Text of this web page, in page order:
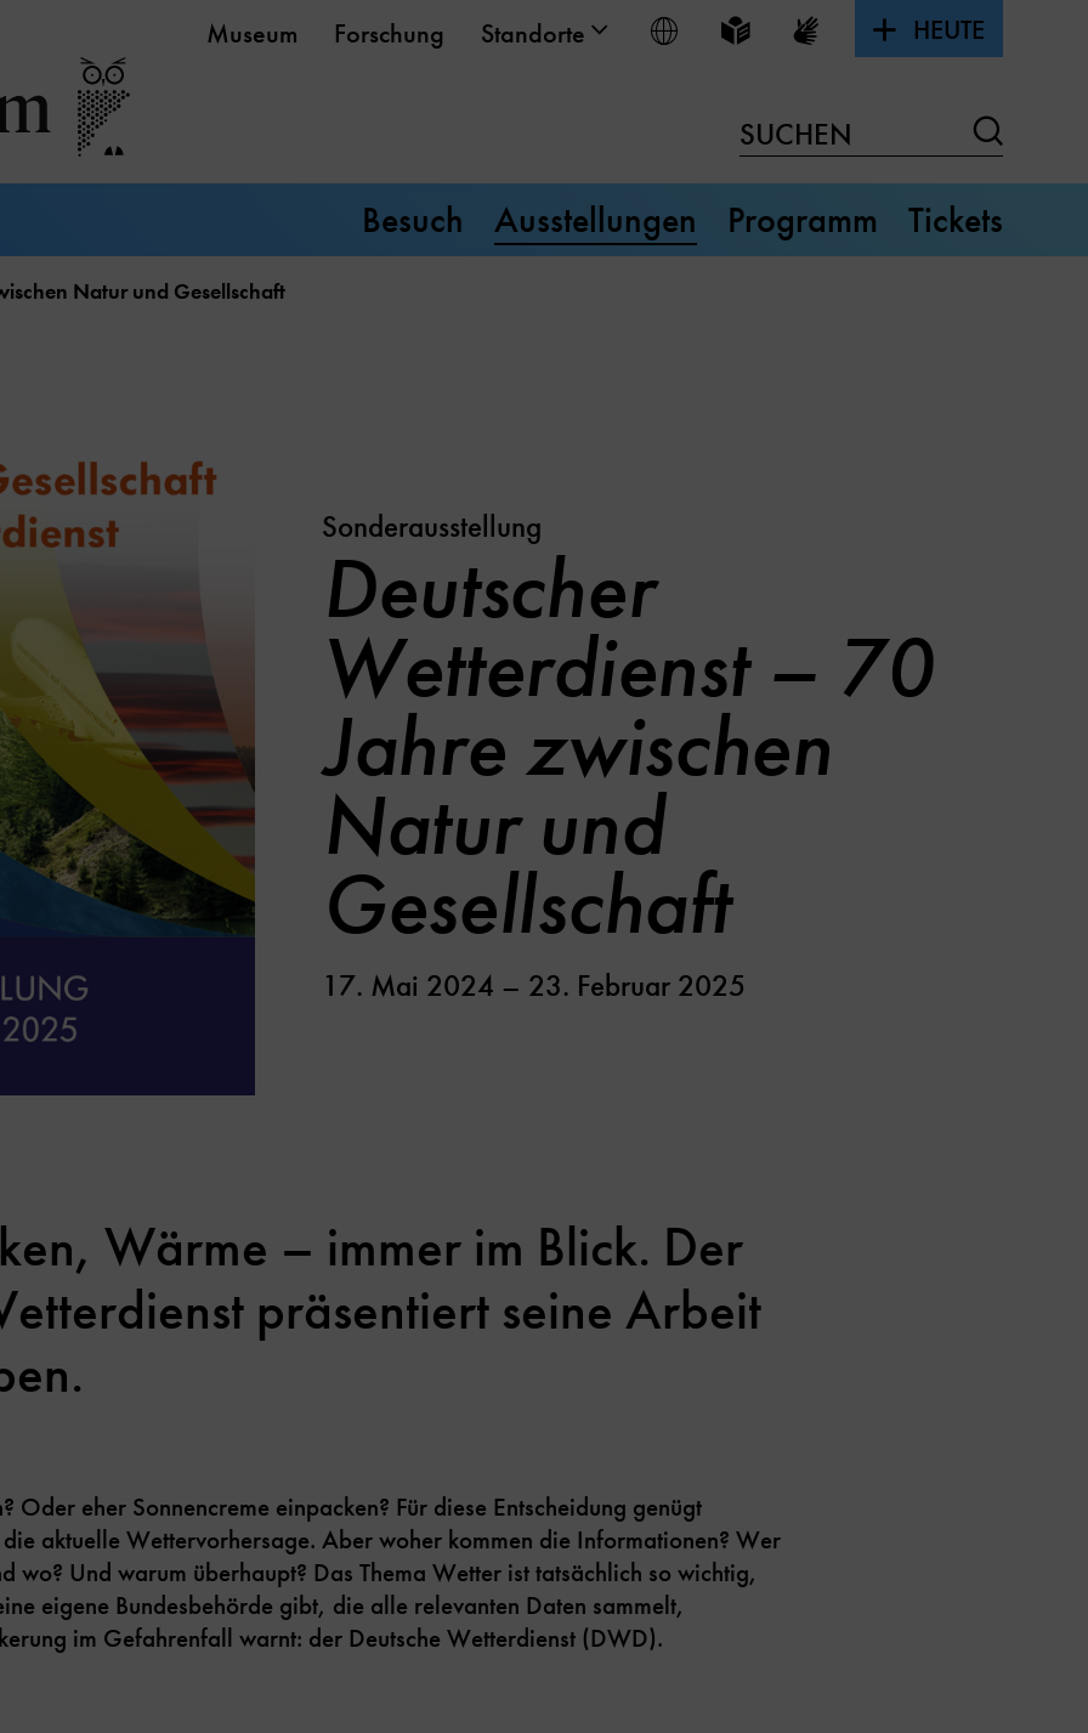
Museum Forschung Standorte Sprache wählen
Leichte Sprache
Gebärdensprache
HEUTE
SUCHEN
Besuch Ausstellungen Programm Tickets
Natur und Gesellschaft
Sonderausstellung
Deutscher
Wetterdienst – 70
Jahre zwischen
Natur und
Gesellschaft
17. Mai 2024 – 23. Februar 2025
Wärme – immer im Blick. Der
präsentiert seine Arbeit
Oder eher Sonnencreme einpacken? Für diese Entscheidung genügt
aktuelle Wettervorhersage. Aber woher kommen die Informationen? Wer
wo? Und warum überhaupt? Das Thema Wetter ist tatsächlich so wichtig,
eigene Bundesbehörde gibt, die alle relevanten Daten sammelt,
im Gefahrenfall warnt: der Deutsche Wetterdienst (DWD).